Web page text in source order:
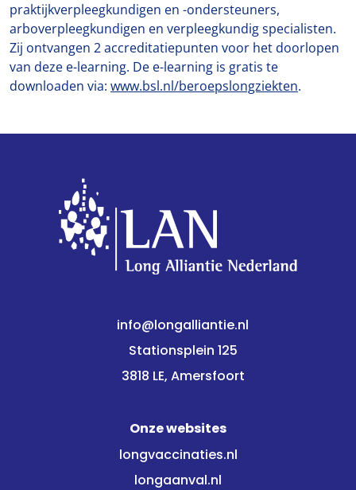
praktijkverpleegkundigen en -ondersteuners,
arboverpleegkundigen en verpleegkundig specialisten.
Zij ontvangen 2 accreditatiepunten voor het doorlopen
van deze e-learning. De e-learning is gratis te
downloaden via: www.bsl.nl/beroepslongziekten.
info@longalliantie.nl
Stationsplein 125
3818 LE, Amersfoort
Onze websites
longvaccinaties.nl
longaanval.nl